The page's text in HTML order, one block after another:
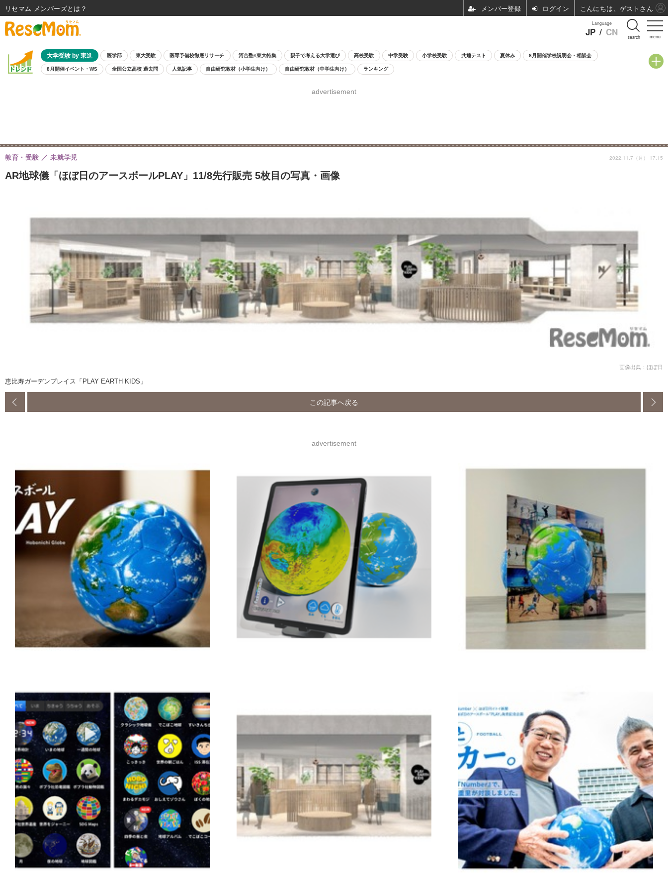
menu
Language
JP / CN search
大学受験 by 東進 医学部 東大受験 医専予備校徹底リサーチ 河合塾×東大特集 親子で考える大学選び 高校受験 中学受験 小学校受験 共通テスト 夏休み 8月開催学校説明会・相談会
8月開催イベント・WS 全国公立高校 過去問 人気記事 自由研究教材（小学生向け） 自由研究教材（中学生向け） ランキング
advertisement
AR地球儀「ほぼ日のアースボールPLAY」11/8先行販売 5枚目の写真・画像
教育・受験 未就学児 2022.11.7（月） 17:15
画像出典：ほぼ日
恵比寿ガーデンプレイス「PLAY EARTH KIDS」
この記事へ戻る
advertisement
リセマム メンバーズ ログイン こんにちは、ゲストさん